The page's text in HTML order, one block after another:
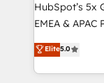
HubSpot’s 5x
EMEA &
experienced
Partner. 🚀 With 2,750+ HubSpot projects delivered
and 370+
Elite5.0